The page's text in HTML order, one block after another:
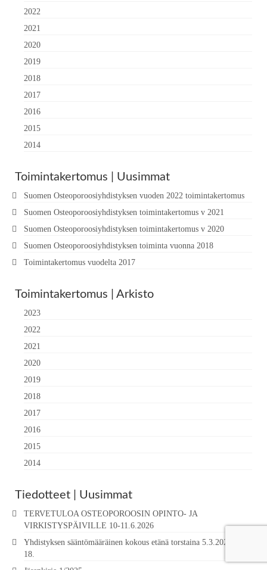
2022
2021
2020
2019
2018
2017
2016
2015
2014
Toimintakertomus | Uusimmat
Suomen Osteoporoosiyhdistyksen vuoden 2022 toimintakertomus
Suomen Osteoporoosiyhdistyksen toimintakertomus v 2021
Suomen Osteoporoosiyhdistyksen toimintakertomus v 2020
Suomen Osteoporoosiyhdistyksen toiminta vuonna 2018
Toimintakertomus vuodelta 2017
Toimintakertomus | Arkisto
2023
2022
2021
2020
2019
2018
2017
2016
2015
2014
Tiedotteet | Uusimmat
TERVETULOA OSTEOPOROOSIN OPINTO- JA
VIRKISTYSPÄIVILLE 10-11.6.2026
Yhdistyksen sääntömääräinen kokous etänä torstaina 5.3.2026 klo
18.